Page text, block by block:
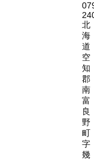
北
海
道
空
知
郡
南
富
良
野
町
字
幾